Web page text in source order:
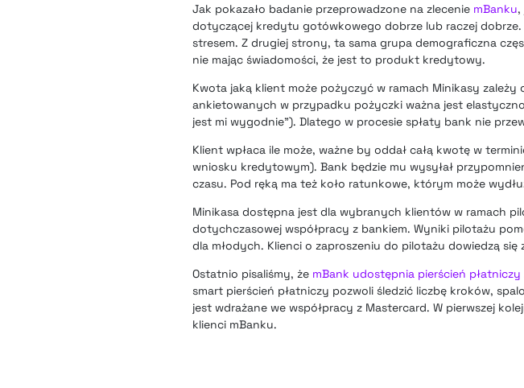
Jak pokazało badanie przeprowadzone na zlecenie mBanku,
dotyczącej kredytu gotówkowego dobrze lub raczej
stresem. Z drugiej strony, ta sama grupa demograficzna
nie mając świadomości, że jest to produkt kredytowy.
Kwota jaką klient może pożyczyć w ramach Minikasy
ankietowanych w przypadku pożyczki ważna jest
jest mi wygodnie”). Dlatego w procesie spłaty bank nie
Klient wpłaca ile może, ważne by oddał całą kwotę w
wniosku kredytowym). Bank będzie mu wysyłał
czasu. Pod ręką ma też koło ratunkowe, którym może
Minikasa dostępna jest dla wybranych klientów w ramach
dotychczasowej współpracy z bankiem. Wyniki pilotażu
dla młodych. Klienci o zaproszeniu do pilotażu dowiedzą się
Ostatnio pisaliśmy, że mBank udostępnia pierścień
smart pierścień płatniczy pozwoli śledzić liczbę kroków,
jest wdrażane we współpracy z Mastercard. W pierwszej
klienci mBanku.